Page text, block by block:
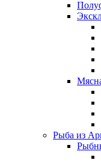
Рыба из